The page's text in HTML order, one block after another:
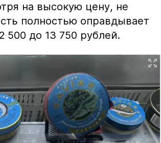
на высокую цену, не
полностью оправдывает
500 до 13 750 рублей.